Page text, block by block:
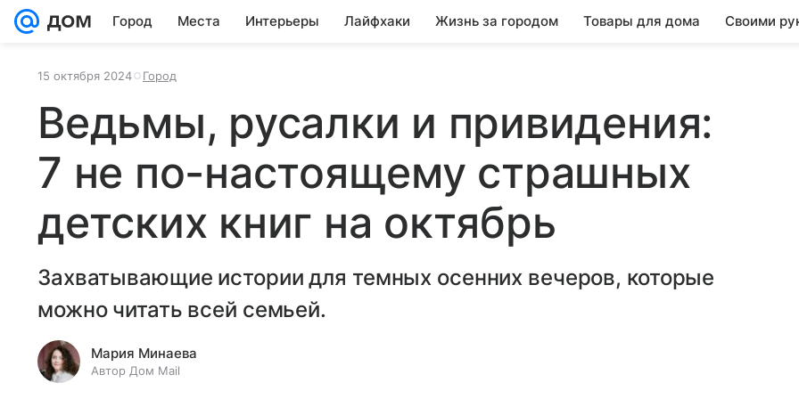
Город Места Интерьеры Лайфхаки Жизнь за городом Товары для дома Своими
15 октября 2024 Город
Ведьмы, русалки и привидения:
7 не по-настоящему страшных
детских книг на октябрь
Захватывающие истории для темных осенних вечеров, которые
можно читать всей семьей.
Мария Минаева
Автор Дом Mail